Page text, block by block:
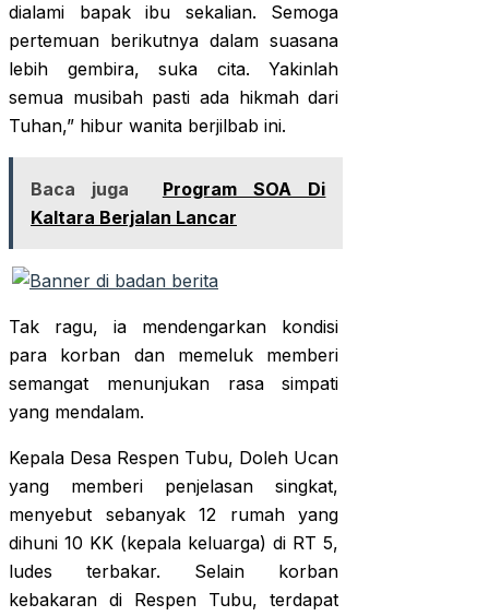
dialami bapak ibu sekalian. Semoga
pertemuan berikutnya dalam suasana
lebih gembira, suka cita. Yakinlah
semua musibah pasti ada hikmah dari
Tuhan,” hibur wanita berjilbab ini.
Baca juga
Program SOA Di
Kaltara Berjalan Lancar
Tak ragu, ia mendengarkan kondisi
para korban dan memeluk memberi
semangat menunjukan rasa simpati
yang mendalam.
Kepala Desa Respen Tubu, Doleh Ucan
yang memberi penjelasan singkat,
menyebut sebanyak 12 rumah yang
dihuni 10 KK (kepala keluarga) di RT 5,
ludes terbakar. Selain korban
kebakaran di Respen Tubu, terdapat